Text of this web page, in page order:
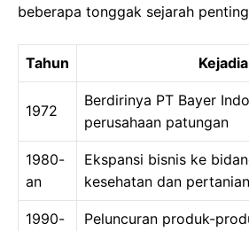
beberapa tonggak sejarah
Tahun
1972
Berdirinya PT Bayer
perusahaan patungan
1980-
an
Ekspansi bisnis ke
kesehatan dan pertanian
1990-
Peluncuran produk-